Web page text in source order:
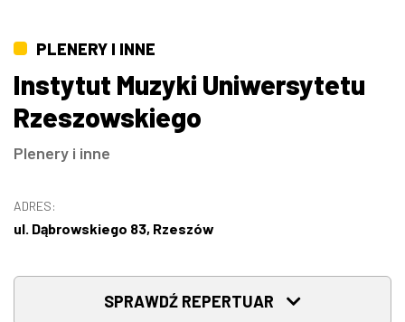
IMPREZY
ROZRYWKA
ZDJĘCIA
PLENERY I INNE
Instytut Muzyki Uniwersytetu
Rzeszowskiego
Plenery i inne
ADRES:
ul. Dąbrowskiego 83, Rzeszów
SPRAWDŹ REPERTUAR